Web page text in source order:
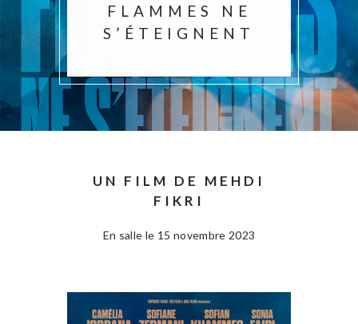
FLAMMES NE
S’ÉTEIGNENT
UN FILM DE MEHDI
FIKRI
En salle le 15 novembre 2023